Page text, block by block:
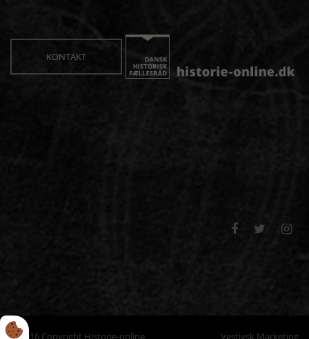
KONTAKT
  
© 2016 Copyright Historie-online Vestjysk Marketing